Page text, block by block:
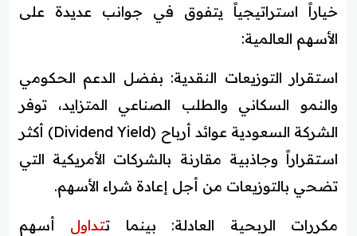
خياراً استراتيجياً يتفوق في جوانب عديدة على
الأسهم العالمية:
استقرار التوزيعات النقدية: بفضل الدعم الحكومي
والنمو السكاني والطلب الصناعي المتزايد، توفر
الشركة السعودية عوائد أرباح (Dividend Yield) أكثر
استقراراً وجاذبية مقارنة بالشركات الأمريكية التي
تضحي بالتوزيعات من أجل إعادة شراء الأسهم.
مكررات الربحية العادلة: بينما تتداول أسهم